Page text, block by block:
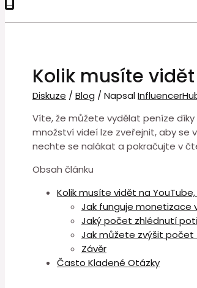
Kolik musíte
Diskuze / Blog / Napsal
Víte, že můžete vydělat peníze díky
množství videí lze zveřejnit, aby
nechte se nalákat a pokračujte v
Obsah článku
Kolik musíte vidět na
Jak funguje monetizace
Jaký počet zhlédnutí
Jak můžete zvýšit počet
Závěr
Často Kladené Otázky